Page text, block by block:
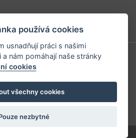
používá cookies
usnadňují práci s našimi
nám pomáhají naše stránky
cookies
všechny cookies
nezbytné